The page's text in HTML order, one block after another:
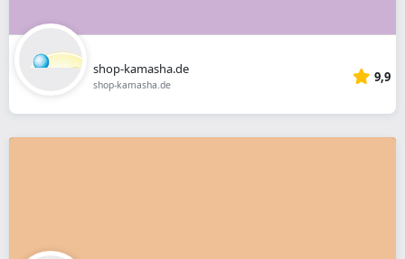
shop-kamasha.de
shop-kamasha.de 9,9